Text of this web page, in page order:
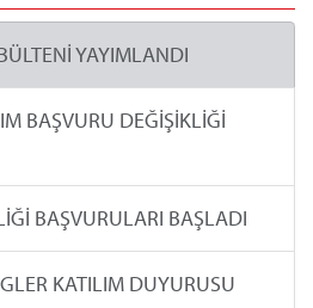
YAYIMLANDI
BAŞVURU DEĞİŞİKLİĞİ
BAŞVURULARI BAŞLADI
KATILIM DUYURUSU